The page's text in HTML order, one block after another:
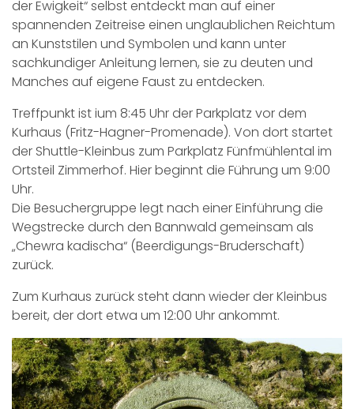
der Ewigkeit“ selbst entdeckt man auf einer
spannenden Zeitreise einen unglaublichen Reichtum
an Kunststilen und Symbolen und kann unter
sachkundiger Anleitung lernen, sie zu deuten und
Manches auf eigene Faust zu entdecken.
Treffpunkt ist ium 8:45 Uhr der Parkplatz vor dem
Kurhaus (Fritz-Hagner-Promenade). Von dort startet
der Shuttle-Kleinbus zum Parkplatz Fünfmühlental im
Ortsteil Zimmerhof. Hier beginnt die Führung um 9:00
Uhr.
Die Besuchergruppe legt nach einer Einführung die
Wegstrecke durch den Bannwald gemeinsam als
„Chewra kadischa“ (Beerdigungs-Bruderschaft)
zurück.
Zum Kurhaus zurück steht dann wieder der Kleinbus
bereit, der dort etwa um 12:00 Uhr ankommt.